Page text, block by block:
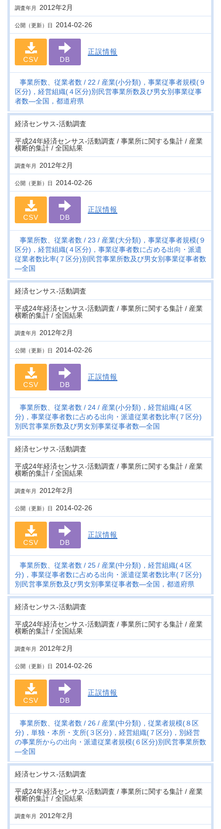
調査年月 2012年2月
公開（更新）日 2014-02-26
CSV DB
正誤情報
事業所数、従業者数 22
産業(小分類)，事業従事者規模(９
区分)，経営組織(４区分)別民営事業所数及び男女別事業従事
者数―全国，都道府県
経済センサス‐活動調査
平成24年経済センサス‐活動調査 / 事業所に関する集計 / 産業
横断的集計 / 全国結果
調査年月 2012年2月
公開（更新）日 2014-02-26
CSV DB
正誤情報
事業所数、従業者数 23
産業(大分類)，事業従事者規模(９
区分)，経営組織(４区分)，事業従事者数に占める出向・派遣
従業者数比率(７区分)別民営事業所数及び男女別事業従事者数
―全国
経済センサス‐活動調査
平成24年経済センサス‐活動調査 / 事業所に関する集計 / 産業
横断的集計 / 全国結果
調査年月 2012年2月
公開（更新）日 2014-02-26
CSV DB
正誤情報
事業所数、従業者数 24
産業(小分類)，経営組織(４区
分)，事業従事者数に占める出向・派遣従業者数比率(７区分)
別民営事業所数及び男女別事業従事者数―全国
経済センサス‐活動調査
平成24年経済センサス‐活動調査 / 事業所に関する集計 / 産業
横断的集計 / 全国結果
調査年月 2012年2月
公開（更新）日 2014-02-26
CSV DB
正誤情報
事業所数、従業者数 25
産業(中分類)，経営組織(４区
分)，事業従事者数に占める出向・派遣従業者数比率(７区分)
別民営事業所数及び男女別事業従事者数―全国，都道府県
経済センサス‐活動調査
平成24年経済センサス‐活動調査 / 事業所に関する集計 / 産業
横断的集計 / 全国結果
調査年月 2012年2月
公開（更新）日 2014-02-26
CSV DB
正誤情報
事業所数、従業者数 26
産業(中分類)，従業者規模(８区
分)，単独・本所・支所(３区分)，経営組織(７区分)，別経営
の事業所からの出向・派遣従業者規模(６区分)別民営事業所数
―全国
経済センサス‐活動調査
平成24年経済センサス‐活動調査 / 事業所に関する集計 / 産業
横断的集計 / 全国結果
調査年月 2012年2月